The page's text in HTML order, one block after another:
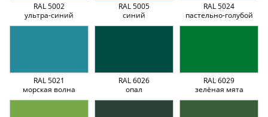
RAL 5002
ультра-синий
RAL 5005
синий
RAL 5024
пастельно-голубой
RAL 5021
морская волна
RAL 6026
опал
RAL 6029
зелёная мята